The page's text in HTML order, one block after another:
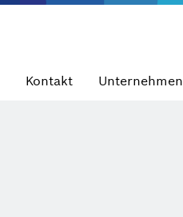
Kontakt Unternehmen